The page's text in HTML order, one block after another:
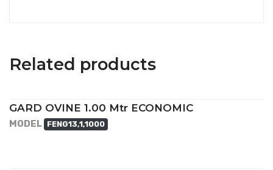
Related products
GARD OVINE 1.00 Mtr ECONOMIC
MODEL FENG13,1,1000